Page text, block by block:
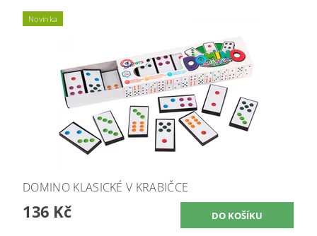
Novinka
DOMINO KLASICKÉ V KRABIČCE
136 Kč